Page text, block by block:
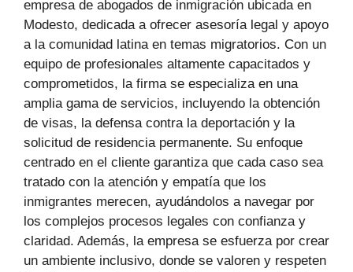
empresa de abogados de inmigración ubicada en
Modesto, dedicada a ofrecer asesoría legal y apoyo
a la comunidad latina en temas migratorios. Con un
equipo de profesionales altamente capacitados y
comprometidos, la firma se especializa en una
amplia gama de servicios, incluyendo la obtención
de visas, la defensa contra la deportación y la
solicitud de residencia permanente. Su enfoque
centrado en el cliente garantiza que cada caso sea
tratado con la atención y empatía que los
inmigrantes merecen, ayudándolos a navegar por
los complejos procesos legales con confianza y
claridad. Además, la empresa se esfuerza por crear
un ambiente inclusivo, donde se valoren y respeten